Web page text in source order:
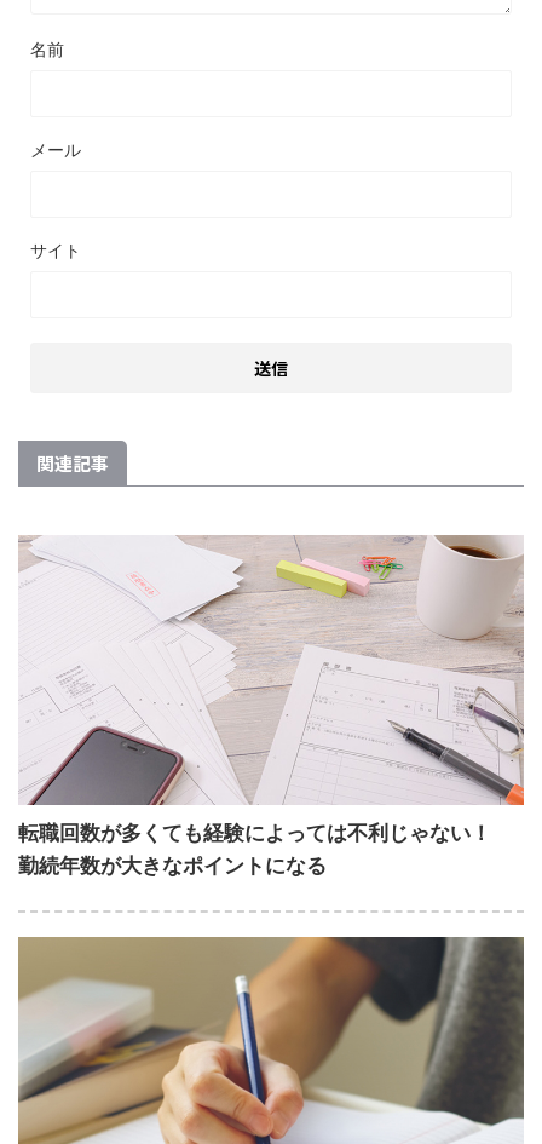
名前
メール
サイト
関連記事
転職回数が多くても経験によっては不利じゃない！
勤続年数が大きなポイントになる